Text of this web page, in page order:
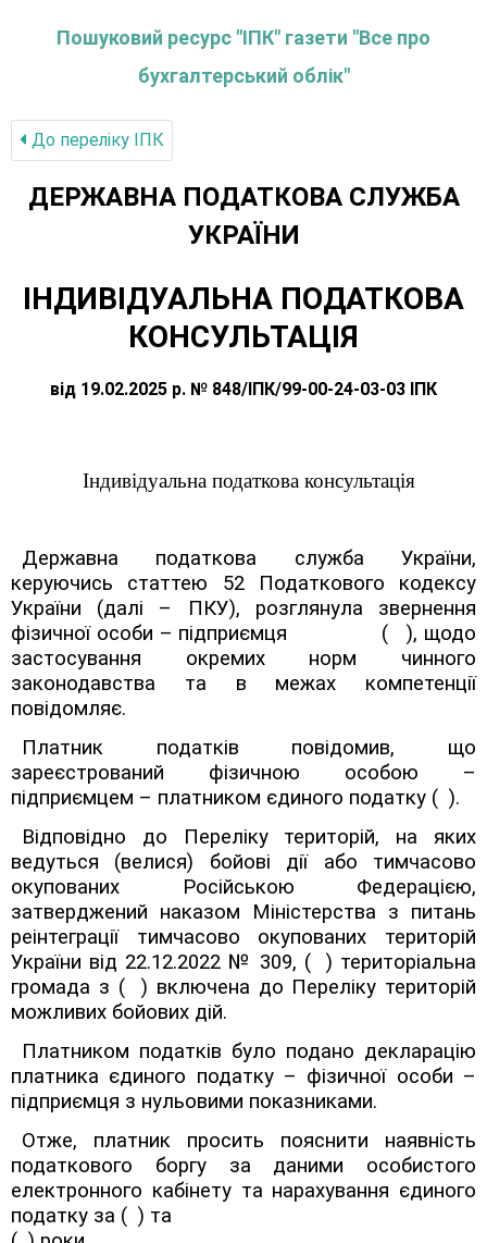
Пошуковий ресурс "ІПК" газети "Все про
бухгалтерський облік"
До переліку IПК
ДЕРЖАВНА ПОДАТКОВА СЛУЖБА
УКРАЇНИ
ІНДИВІДУАЛЬНА ПОДАТКОВА
КОНСУЛЬТАЦІЯ
від 19.02.2025 р. № 848/ІПК/99-00-24-03-03 ІПК
Індивідуальна податкова консультація
Державна податкова служба України,
керуючись статтею 52 Податкового кодексу
України (далі – ПКУ), розглянула звернення
фізичної особи – підприємця ( ), щодо
застосування окремих норм чинного
законодавства та в межах компетенції
повідомляє.
Платник податків повідомив, що
зареєстрований фізичною особою –
підприємцем – платником єдиного податку ( ).
Відповідно до Переліку територій, на яких
ведуться (велися) бойові дії або тимчасово
окупованих Російською Федерацією,
затверджений наказом Міністерства з питань
реінтеграції тимчасово окупованих територій
України від 22.12.2022 № 309, ( ) територіальна
громада з ( ) включена до Переліку територій
можливих бойових дій.
Платником податків було подано декларацію
платника єдиного податку – фізичної особи –
підприємця з нульовими показниками.
Отже, платник просить пояснити наявність
податкового боргу за даними особистого
електронного кабінету та нарахування єдиного
податку за ( ) та